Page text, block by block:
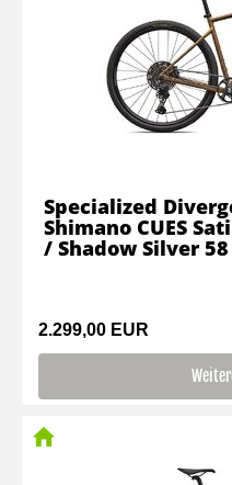
2.299,00 EUR
Specialized
Shimano CUES
/ Shadow Silver 58